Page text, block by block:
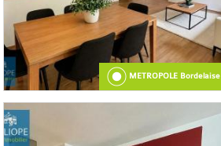
METROPOLE Bordelaise